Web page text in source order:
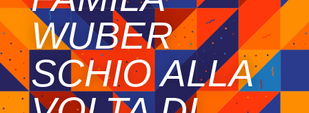
WUBER
SCHIO ALLA